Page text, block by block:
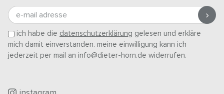
e-mail adresse
ich habe die datenschutzerklärung gelesen und erkläre
mich damit einverstanden. meine einwilligung kann ich
jederzeit per mail an info@dieter-horn.de widerrufen.